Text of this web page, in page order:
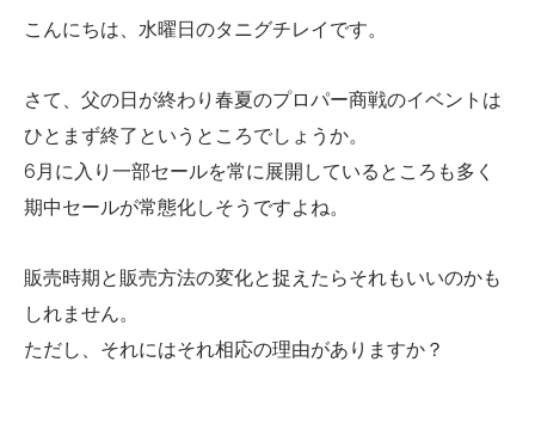
こんにちは、水曜日のタニグチレイです。
さて、父の日が終わり春夏のプロパー商戦のイベントは
ひとまず終了というところでしょうか。
6月に入り一部セールを常に展開しているところも多く
期中セールが常態化しそうですよね。
販売時期と販売方法の変化と捉えたらそれもいいのかも
しれません。
ただし、それにはそれ相応の理由がありますか？